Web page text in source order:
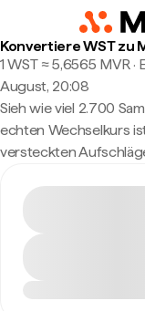
Konvertiere WST zu
1 WST ≈ 5,6565 MVR
August, 20:08
Sieh wie viel 2.700
echten Wechselkurs
versteckten